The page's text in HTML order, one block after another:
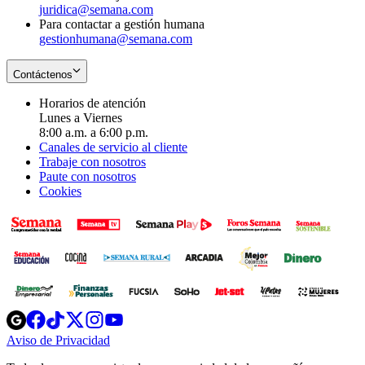
juridica@semana.com
Para contactar a gestión humana
gestionhumana@semana.com
Contáctenos
Horarios de atención
Lunes a Viernes
8:00 a.m. a 6:00 p.m.
Canales de servicio al cliente
Trabaje con nosotros
Paute con nosotros
Cookies
Opens
in
new
Opens
in
new
Opens
in
new
window
Opens
new
windowwindow
Aviso de Privacidad